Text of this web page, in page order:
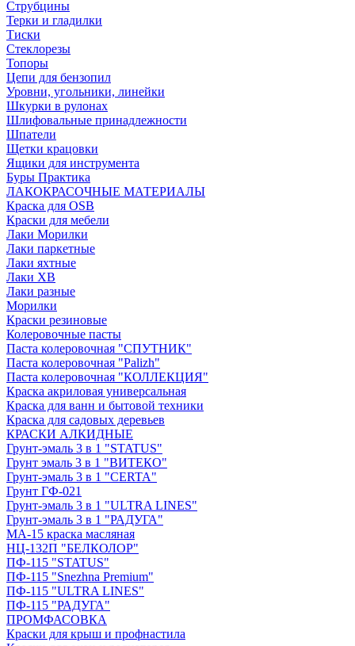
Струбцины
Терки и гладилки
Тиски
Стеклорезы
Топоры
Цепи для бензопил
Уровни, угольники, линейки
Шкурки в рулонах
Шлифовальные принадлежности
Шпатели
Щетки крацовки
Ящики для инструмента
Буры Практика
ЛАКОКРАСОЧНЫЕ МАТЕРИАЛЫ
Краска для OSB
Краски для мебели
Лаки Морилки
Лаки паркетные
Лаки яхтные
Лаки ХВ
Лаки разные
Морилки
Краски резиновые
Колеровочные пасты
Паста колеровочная "СПУТНИК"
Паста колеровочная "Palizh"
Паста колеровочная "КОЛЛЕКЦИЯ"
Краска акриловая универсальная
Краска для ванн и бытовой техники
Краска для садовых деревьев
КРАСКИ АЛКИДНЫЕ
Грунт-эмаль 3 в 1 "STATUS"
Грунт эмаль 3 в 1 "ВИТЕКО"
Грунт-эмаль 3 в 1 "CERTA"
Грунт ГФ-021
Грунт-эмаль 3 в 1 "ULTRA LINES"
Грунт-эмаль 3 в 1 "РАДУГА"
МА-15 краска масляная
НЦ-132П "БЕЛКОЛОР"
ПФ-115 "STATUS"
ПФ-115 "Snezhna Premium"
ПФ-115 "ULTRA LINES"
ПФ-115 "РАДУГА"
ПРОМФАСОВКА
Краски для крыш и профнастила